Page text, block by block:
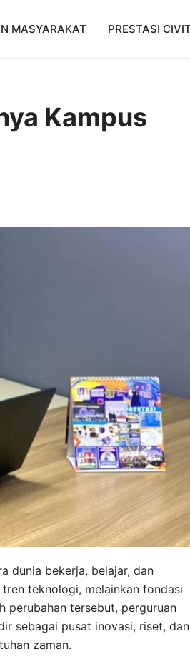
MASYARAKAT PRESTASI
Kampus
dunia bekerja, belajar, dan
teknologi, melainkan fondasi
perubahan tersebut, perguruan
sebagai pusat inovasi, riset, dan
zaman.